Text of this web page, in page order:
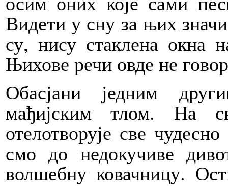
Видети у сну за њих
су, нису стаклена окна
Њихове речи овде не
Обасјани једним
мађијским тлом. На
отелотворује све
смо до недокучиве
волшебну ковачницу.